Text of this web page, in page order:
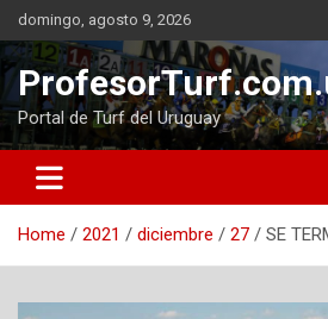
Skip
to
content
domingo, agosto 9, 2026
Portal de Turf del Uruguay
Home 2021 diciembre 27 SE